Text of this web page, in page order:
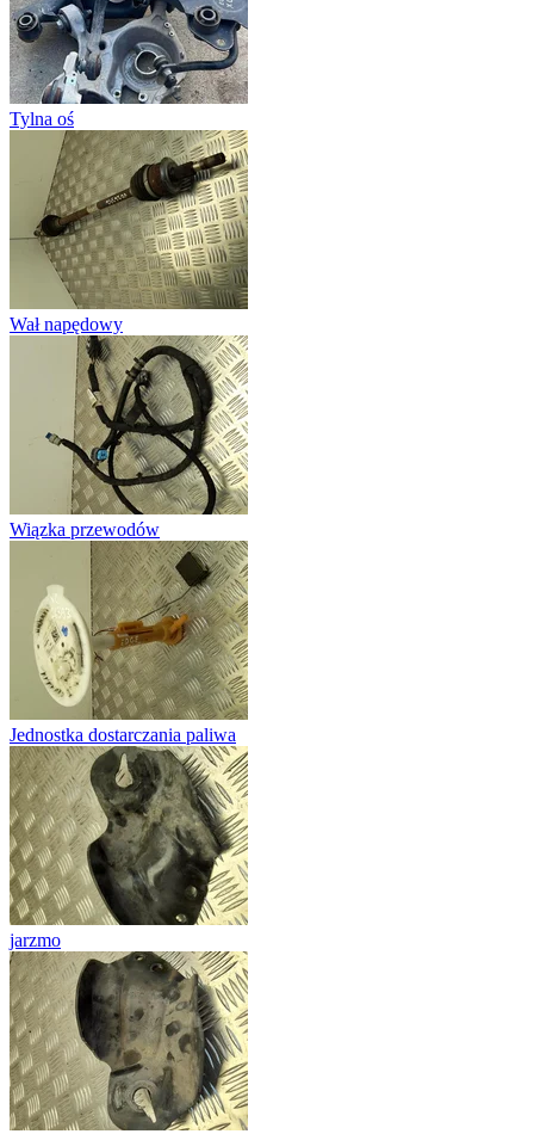
Tylna oś
Wał napędowy
Wiązka przewodów
Jednostka dostarczania paliwa
jarzmo